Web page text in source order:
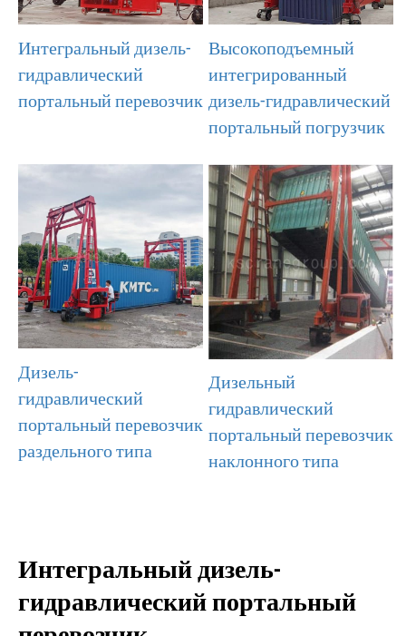
Интегральный дизель-
гидравлический
портальный перевозчик
Высокоподъемный
интегрированный
дизель-гидравлический
портальный погрузчик
Дизель-
гидравлический
портальный перевозчик
раздельного типа
Дизельный
гидравлический
портальный перевозчик
наклонного типа
Интегральный дизель-
гидравлический портальный